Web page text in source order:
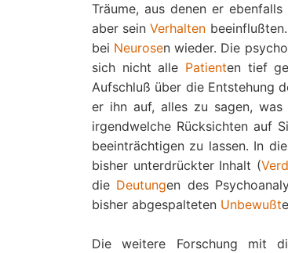
Träume, aus denen er ebenfalls
aber seinVerhalten
bei Neurosen wieder. Die
sich nicht alle Patienten tief
Aufschluß über die Entstehung
er ihn auf, alles zu sagen,
irgendwelche Rücksichten auf
beeinträchtigen zu lassen. In
bisher unterdrückter Inhalt (
die Deutungen des
bisher abgespalteten Unbewußt
Die weitere Forschung mit